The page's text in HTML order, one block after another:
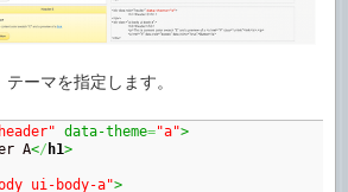
ーマを指定します。
data-theme="a">
A</ h1>
ui-body-a">